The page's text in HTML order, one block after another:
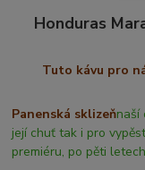
Honduras
Tuto kávu pro
Panenská sklizeňnaší
její chuť tak i pro
premiéru, po pěti